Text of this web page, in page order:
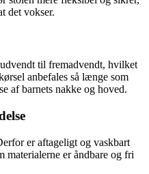
det vokser.
til fremadvendt, hvilket
anbefales så længe som
af barnets nakke og hoved.
er aftageligt og vaskbart
er åndbare og fri